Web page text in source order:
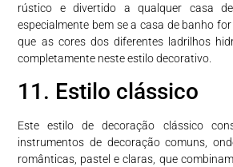
rústico e divertido a qualquer casa
especialmente bem se a casa de banho
que as cores dos diferentes ladrilhos
completamente neste estilo decorativo.
11. Estilo clássico
Este estilo de decoração clássico
instrumentos de decoração comuns,
românticas, pastel e claras, que